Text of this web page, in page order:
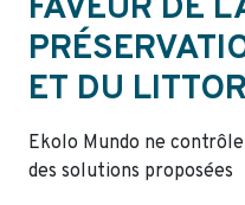
FAVEUR DE
ET DU
Ekolo Mundo ne
des solutions proposées